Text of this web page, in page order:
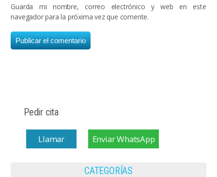
Guarda mi nombre, correo electrónico y web en este
navegador para la próxima vez que comente.
Pedir cita
Llamar Enviar WhatsApp
CATEGORÍAS